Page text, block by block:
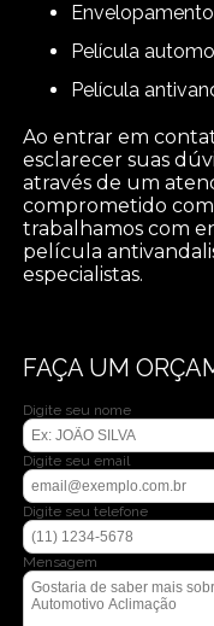
película
película
Ao entrar em
esclarecer suas
através de um
comprometido com
trabalhamos com
película
especialistas.
FAÇA UM
Digite seu nome
Digite seu email
Digite seu telefone
Mensagem